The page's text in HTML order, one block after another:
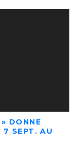
DONNE
7 SEPT. AU